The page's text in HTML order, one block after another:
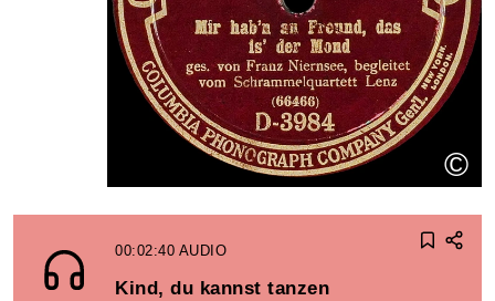
©
00:02:40 AUDIO
Kind, du kannst tanzen